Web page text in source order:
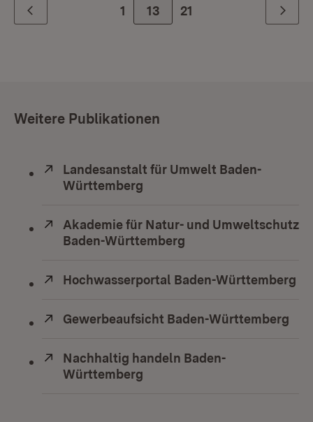
Zurück 1 Zur Seite
13 21 Weiter
Weitere Publikationen
Extern:
Landesanstalt für Umwelt Baden-
Württemberg
Extern:
Akademie für Natur- und Umweltschutz
Baden-Württemberg
Extern:
Hochwasserportal Baden-Württemberg
Extern:
Gewerbeaufsicht Baden-Württemberg
Extern:
Nachhaltig handeln Baden-
Württemberg